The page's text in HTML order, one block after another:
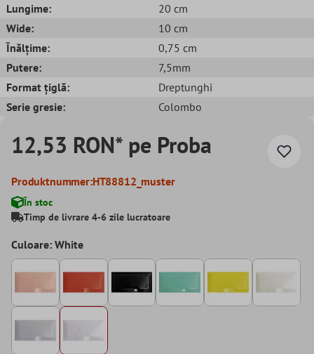
Lungime:
20 cm
Wide:
10 cm
Înălțime:
0,75 cm
Putere:
7,5mm
Format țiglă:
Dreptunghi
Serie gresie:
Colombo
12,53 RON* pe Proba
Produktnummer:HT88812_muster
În stoc
Timp de livrare 4-6 zile lucratoare
Culoare: White